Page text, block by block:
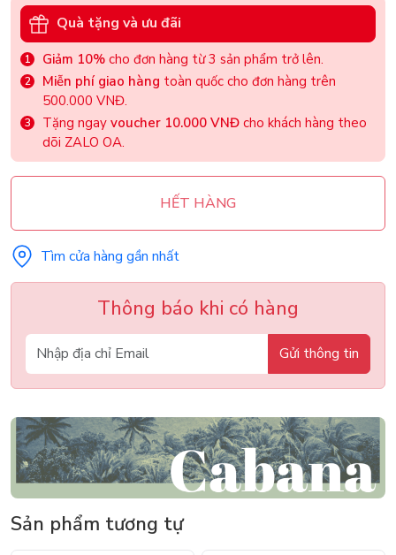
Quà tặng và ưu đãi
Giảm 10% cho đơn hàng từ 3 sản phẩm trở lên.
Miễn phí giao hàng toàn quốc cho đơn hàng trên
500.000 VNĐ.
Tặng ngay voucher 10.000 VNĐ cho khách hàng theo
dõi ZALO OA.
HẾT HÀNG
Tìm cửa hàng gần nhất
Thông báo khi có hàng
Gửi thông tin
Sản phẩm tương tự